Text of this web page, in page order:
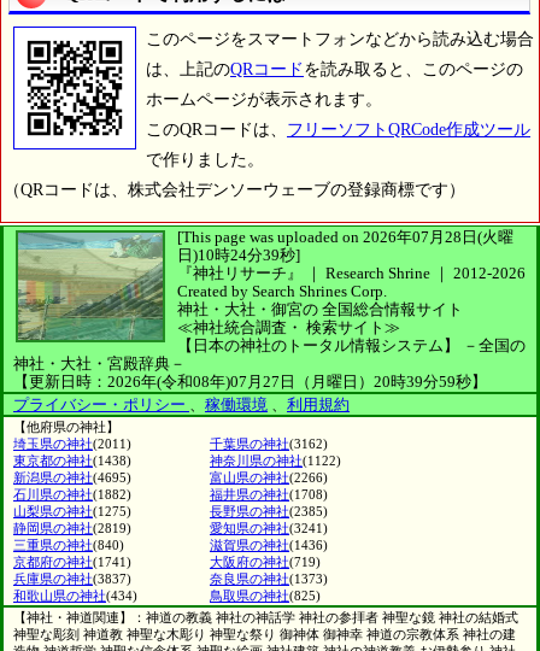
このページをスマートフォンなどから読み込む場合
は、上記のQRコード を読み取ると、このページの
ホームページが表示されます。
このQRコードは、 フリーソフトQRCode作成ツール
で作りました。
（QRコードは、株式会社デンソーウェーブの登録商標です）
[This page was uploaded on 2026年07月28日(火曜
日)10時24分39秒]
『神社リサーチ』 ｜ Research Shrine ｜ 2012-2026
Created by Search Shrines Corp.
神社・大社・御宮の 全国総合情報サイト
≪神社統合調査・ 検索サイト≫
【日本の神社のトータル情報システム】
－全国の
神社・大社・宮殿辞典－
【更新日時：2026年(令和08年)07月27日（月曜日）20時39分59秒】
プライバシー・ポリシー
稼働環境 利用規約
【他府県の神社】
埼玉県の神社(2011) 千葉県の神社(3162)
東京都の神社(1438) 神奈川県の神社(1122)
新潟県の神社(4695) 富山県の神社(2266)
石川県の神社(1882) 福井県の神社(1708)
山梨県の神社(1275) 長野県の神社(2385)
静岡県の神社(2819) 愛知県の神社(3241)
三重県の神社(840) 滋賀県の神社(1436)
京都府の神社(1741) 大阪府の神社(719)
兵庫県の神社(3837) 奈良県の神社(1373)
和歌山県の神社(434) 鳥取県の神社(825)
【神社・神道関連】：神道の教義 神社の神話学 神社の参拝者 神聖な鏡 神社の結婚式
神聖な彫刻 神道教 神聖な木彫り 神聖な祭り 御神体 御神幸 神道の宗教体系 神社の建